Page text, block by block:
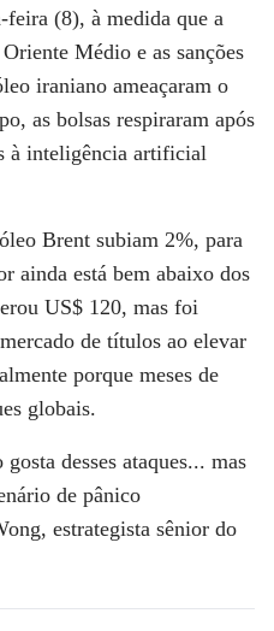
feira (8), à medida que a
Médio e as sanções
iraniano ameaçaram o
as bolsas respiraram após
à inteligência artificial
Brent subiam 2%, para
ainda está bem abaixo dos
US$ 120, mas foi
de títulos ao elevar
porque meses de
globais.
desses ataques... mas
de pânico
estrategista sênior do